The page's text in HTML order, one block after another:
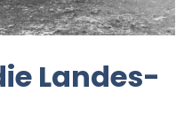
Lan­des­